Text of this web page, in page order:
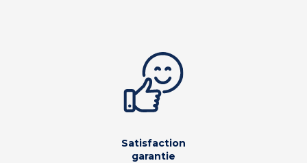
Satisfaction
garantie